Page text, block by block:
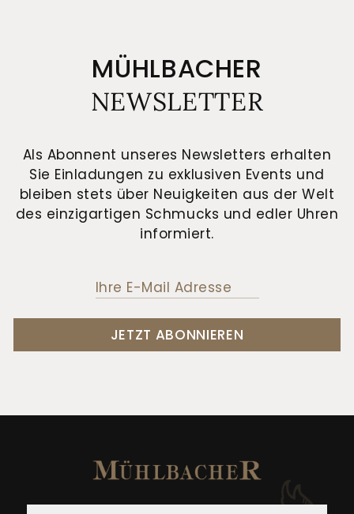
MÜHLBACHER
NEWSLETTER
Als Abonnent unseres Newsletters erhalten
Sie Einladungen zu exklusiven Events und
bleiben stets über Neuigkeiten aus der Welt
des einzigartigen Schmucks und edler Uhren
informiert.
JETZT ABONNIEREN